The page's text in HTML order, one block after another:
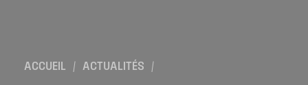
ACCUEIL / ACTUALITÉS
/